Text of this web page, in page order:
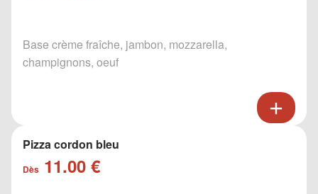
Base crème fraîche, jambon, mozzarella,
champignons, oeuf
Pizza cordon bleu
Dès 11.00 €